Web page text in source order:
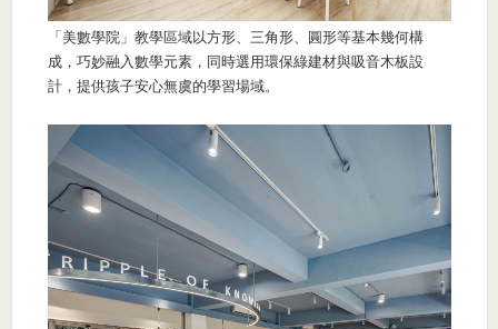
「美數學院」教學區域以方形、三角形、圓形等基本幾何構
成，巧妙融入數學元素，同時選用環保綠建材與吸音木板設
計，提供孩子安心無虞的學習場域。